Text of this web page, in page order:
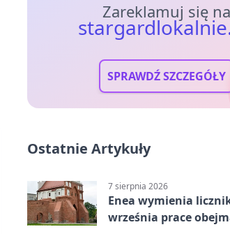
Zareklamuj się na
SPRAWDŹ SZCZEGÓŁY
Ostatnie Artykuły
7 sierpnia 2026
Enea wymienia
września prace